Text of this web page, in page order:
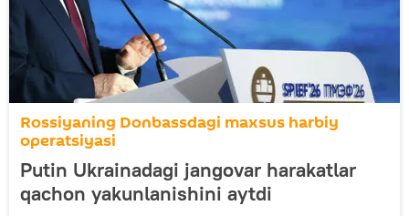
Rossiyaning Donbassdagi maxsus harbiy
operatsiyasi
Putin Ukrainadagi jangovar harakatlar
qachon yakunlanishini aytdi